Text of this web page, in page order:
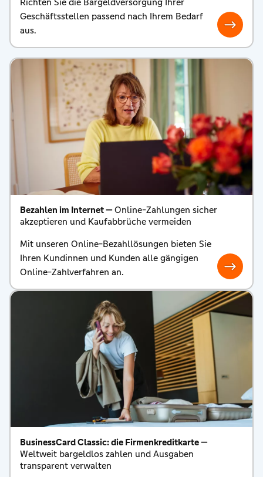
Geschäftsstellen passend nach Ihrem Bedarf
aus.
Bezahlen im Internet —Online-Zahlungen sicher
akzeptieren und Kaufabbrüche vermeiden
Mit unseren Online-Bezahllösungen bieten Sie
Ihren Kundinnen und Kunden alle gängigen
Online-Zahlverfahren an.
BusinessCard Classic: die Firmenkreditkarte —
Weltweit bargeldlos zahlen und Ausgaben
transparent verwalten